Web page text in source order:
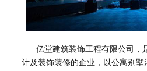
亿堂建筑装饰工程有限公司，
计及装饰装修的企业，以公寓别